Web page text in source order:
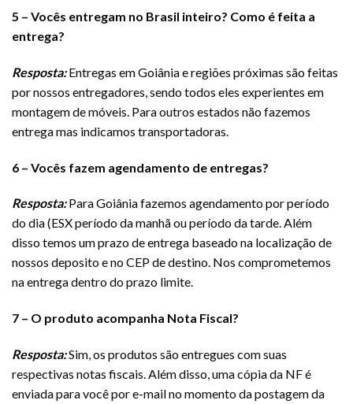
5 – Vocês entregam no Brasil inteiro? Como é feita a
entrega?
Resposta:Entregas em Goiânia e regiões próximas são feitas
por nossos entregadores, sendo todos eles experientes em
montagem de móveis. Para outros estados não fazemos
entrega mas indicamos transportadoras.
6 – Vocês fazem agendamento de entregas?
Resposta:Para Goiânia fazemos agendamento por período
do dia (ESX período da manhã ou período da tarde. Além
disso temos um prazo de entrega baseado na localização de
nossos deposito e no CEP de destino. Nos comprometemos
na entrega dentro do prazo limite.
7 – O produto acompanha Nota Fiscal?
Resposta:Sim, os produtos são entregues com suas
respectivas notas fiscais. Além disso, uma cópia da NF é
enviada para você por e-mail no momento da postagem da